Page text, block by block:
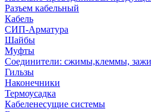
Разъем кабельный
Кабель
СИП-Арматура
Шайбы
Муфты
Соединители: сжимы,клеммы,
Гильзы
Наконечники
Термоусадка
Кабеленесущие системы